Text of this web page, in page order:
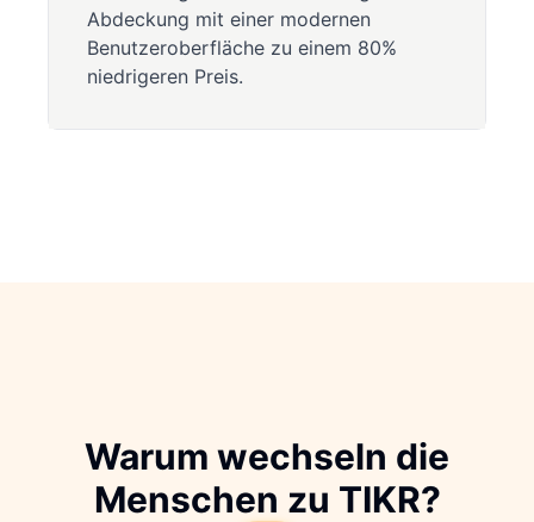
Abdeckung mit einer modernen
Benutzeroberfläche zu einem 80%
niedrigeren Preis.
Warum wechseln die
Menschen zu TIKR?